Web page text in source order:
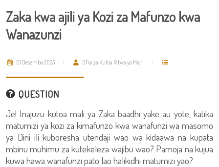
Zaka kwa ajili ya Kozi za Mafunzo kwa
Wanazunzi
01 Desemba 2025 Ofisi ya Kutoa Fatwa ya Misri
QUESTION
Je! Inajuzu kutoa mali ya Zaka baadhi yake au yote, katika
matumizi ya kozi za kimafunzo kwa wanafunzi wa masomo
ya Dini ili kuboresha utendaji wao wa kidaawa na kupata
mbinu muhimu za kutekeleza wajibu wao? Pamoja na kujua
kuwa hawa wanafunzi pato lao halikidhi matumizi yao?